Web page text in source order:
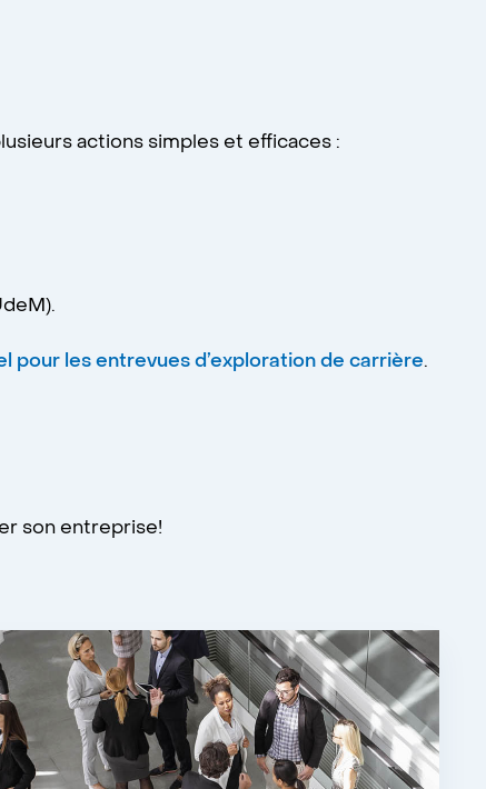
actions simples et efficaces :
pour les entrevues d’exploration de carrière.
son entreprise!